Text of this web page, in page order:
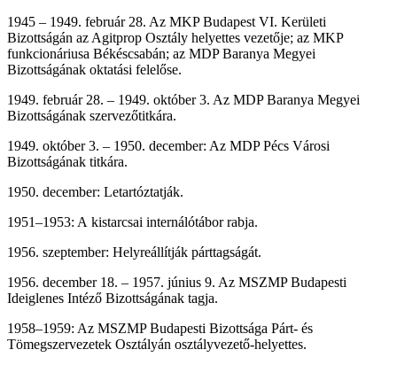
1945 – 1949. február 28. Az MKP Budapest VI. Kerületi
Bizottságán az Agitprop Osztály helyettes vezetője; az MKP
funkcionáriusa Békéscsabán; az MDP Baranya Megyei
Bizottságának oktatási felelőse.
1949. február 28. – 1949. október 3. Az MDP Baranya Megyei
Bizottságának szervezőtitkára.
1949. október 3. – 1950. december: Az MDP Pécs Városi
Bizottságának titkára.
1950. december: Letartóztatják.
1951–1953: A kistarcsai internálótábor rabja.
1956. szeptember: Helyreállítják párttagságát.
1956. december 18. – 1957. június 9. Az MSZMP Budapesti
Ideiglenes Intéző Bizottságának tagja.
1958–1959: Az MSZMP Budapesti Bizottsága Párt- és
Tömegszervezetek Osztályán osztályvezető-helyettes.